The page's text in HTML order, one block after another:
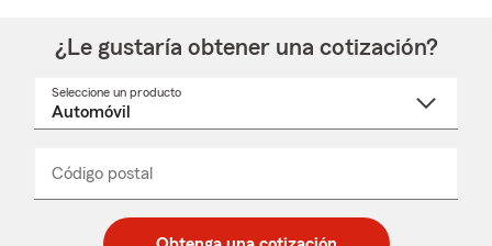
¿Le gustaría obtener una cotización?
Seleccione un producto
desplegable
Código postal
_____